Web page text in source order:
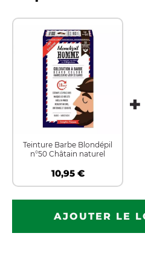
Teinture Barbe Blondépil
n°50 Châtain naturel
10,95 €
AJOUTER LE